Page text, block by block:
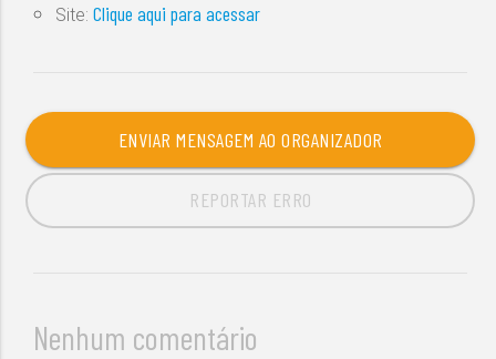
Site:Clique aqui para acessar
ENVIAR MENSAGEM AO ORGANIZADOR
REPORTAR ERRO
Nenhum comentário